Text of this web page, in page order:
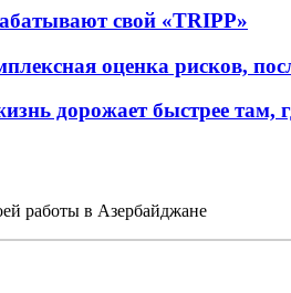
свой «TRIPP»
оценка рисков,
дорожает быстрее там,
работы в Азербайджане